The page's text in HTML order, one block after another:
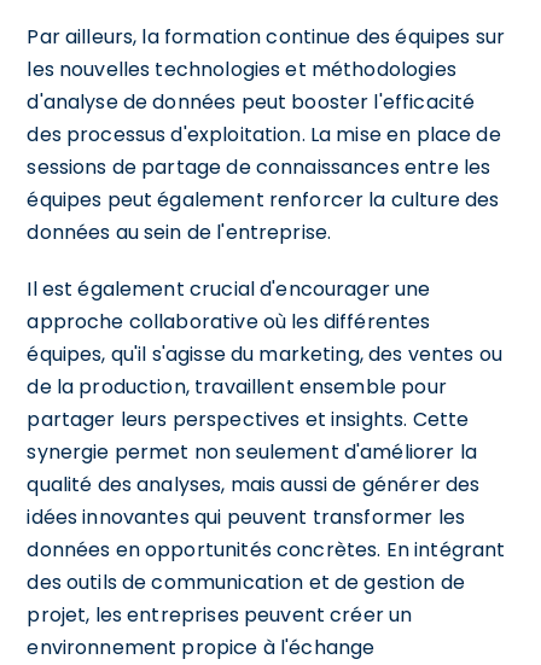
Par ailleurs, la formation continue des équipes sur
les nouvelles technologies et méthodologies
d'analyse de données peut booster l'efficacité
des processus d'exploitation. La mise en place de
sessions de partage de connaissances entre les
équipes peut également renforcer la culture des
données au sein de l'entreprise.
Il est également crucial d'encourager une
approche collaborative où les différentes
équipes, qu'il s'agisse du marketing, des ventes ou
de la production, travaillent ensemble pour
partager leurs perspectives et insights. Cette
synergie permet non seulement d'améliorer la
qualité des analyses, mais aussi de générer des
idées innovantes qui peuvent transformer les
données en opportunités concrètes. En intégrant
des outils de communication et de gestion de
projet, les entreprises peuvent créer un
environnement propice à l'échange